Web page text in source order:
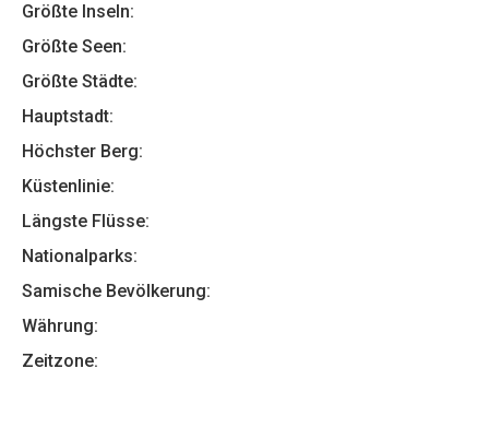
Größte Inseln:
Größte Seen:
Größte Städte:
Hauptstadt:
Höchster Berg:
Küstenlinie:
Längste Flüsse:
Nationalparks:
Samische Bevölkerung:
Währung:
Zeitzone: